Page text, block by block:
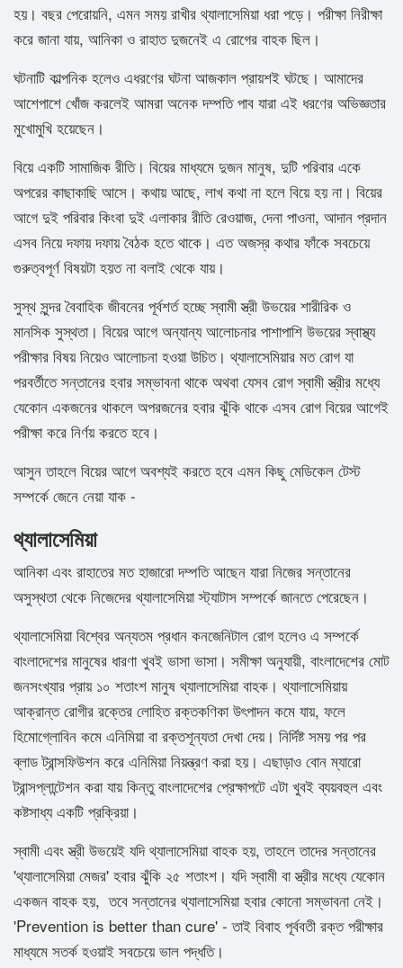
হয়। বছর পেরোয়নি, এমন সময় রাখীর থ্যালাসেমিয়া ধরা পড়ে। পরীক্ষা নিরীক্ষা
করে জানা যায়, আনিকা ও রাহাত দুজনেই এ রোগের বাহক ছিল।
ঘটনাটি কাল্পনিক হলেও এধরণের ঘটনা আজকাল প্রায়শই ঘটছে। আমাদের
আশেপাশে খোঁজ করলেই আমরা অনেক দম্পতি পাব যারা এই ধরণের অভিজ্ঞতার
মুখোমুখি হয়েছেন।
বিয়ে একটি সামাজিক রীতি। বিয়ের মাধ্যমে দুজন মানুষ, দুটি পরিবার একে
অপরের কাছাকাছি আসে। কথায় আছে, লাখ কথা না হলে বিয়ে হয় না। বিয়ের
আগে দুই পরিবার কিংবা দুই এলাকার রীতি রেওয়াজ, দেনা পাওনা, আদান প্রদান
এসব নিয়ে দফায় দফায় বৈঠক হতে থাকে। এত অজস্র কথার ফাঁকে সবচেয়ে
গুরুত্বপূর্ণ বিষয়টা হয়ত না বলাই থেকে যায়।
সুস্থ সুন্দর বৈবাহিক জীবনের পূর্বশর্ত হচ্ছে স্বামী স্ত্রী উভয়ের শারীরিক ও
মানসিক সুস্থতা। বিয়ের আগে অন্যান্য আলোচনার পাশাপাশি উভয়ের স্বাস্থ্য
পরীক্ষার বিষয় নিয়েও আলোচনা হওয়া উচিত। থ্যালাসেমিয়ার মত রোগ যা
পরবর্তীতে সন্তানের হবার সম্ভাবনা থাকে অথবা যেসব রোগ স্বামী স্ত্রীর মধ্যে
যেকোন একজনের থাকলে অপরজনের হবার ঝুঁকি থাকে এসব রোগ বিয়ের আগেই
পরীক্ষা করে নির্ণয় করতে হবে।
আসুন তাহলে বিয়ের আগে অবশ্যই করতে হবে এমন কিছু মেডিকেল টেস্ট
সম্পর্কে জেনে নেয়া যাক -
থ্যালাসেমিয়া
আনিকা এবং রাহাতের মত হাজারো দম্পতি আছেন যারা নিজের সন্তানের
অসুস্থতা থেকে নিজেদের থ্যালাসেমিয়া স্ট্যাটাস সম্পর্কে জানতে পেরেছেন।
থ্যালাসেমিয়া বিশ্বের অন্যতম প্রধান কনজেনিটাল রোগ হলেও এ সম্পর্কে
বাংলাদেশের মানুষের ধারণা খুবই ভাসা ভাসা। সমীক্ষা অনুযায়ী, বাংলাদেশের মোট
জনসংখ্যার প্রায় ১০ শতাংশ মানুষ থ্যালাসেমিয়া বাহক। থ্যালাসেমিয়ায়
আক্রান্ত রোগীর রক্তের লোহিত রক্তকণিকা উৎপাদন কমে যায়, ফলে
হিমোগ্লোবিন কমে এনিমিয়া বা রক্তশূন্যতা দেখা দেয়। নির্দিষ্ট সময় পর পর
ব্লাড ট্রান্সফিউশন করে এনিমিয়া নিয়ন্ত্রণ করা হয়। এছাড়াও বোন ম্যারো
ট্রান্সপ্লান্টেশন করা যায় কিন্তু বাংলাদেশের প্রেক্ষাপটে এটা খুবই ব্যয়বহুল এবং
কষ্টসাধ্য একটি প্রক্রিয়া।
স্বামী এবং স্ত্রী উভয়েই যদি থ্যালাসেমিয়া বাহক হয়, তাহলে তাদের সন্তানের
'থ্যালাসেমিয়া মেজর' হবার ঝুঁকি ২৫ শতাংশ। যদি স্বামী বা স্ত্রীর মধ্যে যেকোন
একজন বাহক হয়, তবে সন্তানের থ্যালাসেমিয়া হবার কোনো সম্ভাবনা নেই।
'Prevention is better than cure' - তাই বিবাহ পূর্ববতী রক্ত পরীক্ষার
মাধ্যমে সতর্ক হওয়াই সবচেয়ে ভাল পদ্ধতি।